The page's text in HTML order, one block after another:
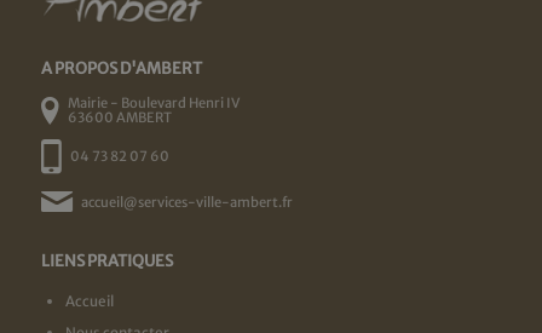
A PROPOS D'AMBERT
Mairie - Boulevard Henri IV
63600 AMBERT
04 73 82 07 60
accueil@services-ville-ambert.fr
LIENS PRATIQUES
Accueil